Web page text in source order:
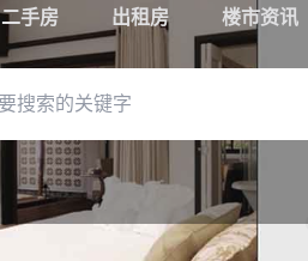
二手房 出租房 楼市资讯